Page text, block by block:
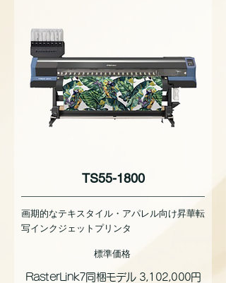
TS55-1800
画期的なテキスタイル・アパレル向け昇華転
写インクジェットプリンタ
標準価格
RasterLink7同梱モデル 3,102,000円